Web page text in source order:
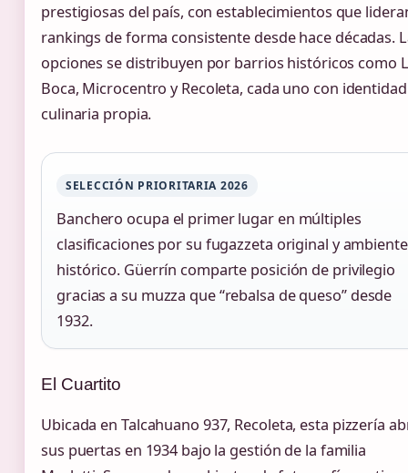
prestigiosas del país, con establecimientos que
rankings de forma consistente desde hace décadas.
opciones se distribuyen por barrios históricos como
Boca, Microcentro y Recoleta, cada uno con identidad
culinaria propia.
SELECCIÓN PRIORITARIA 2026
Banchero ocupa el primer lugar en múltiples
clasificaciones por su fugazzeta original y ambiente
histórico. Güerrín comparte posición de privilegio
gracias a su muzza que “rebalsa de queso” desde
1932.
El Cuartito
Ubicada en Talcahuano 937, Recoleta, esta pizzería
sus puertas en 1934 bajo la gestión de la familia